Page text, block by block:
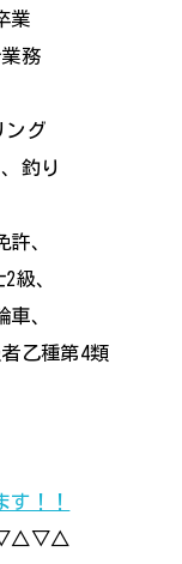
業
務
ング
釣り
、
級、
、
乙種第4類
す！！